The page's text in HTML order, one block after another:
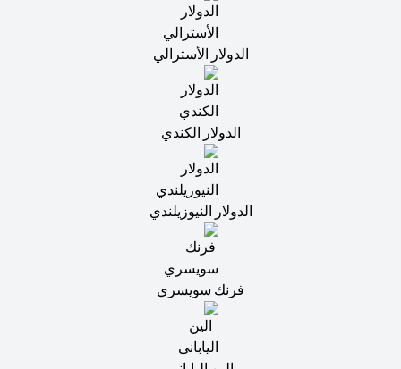
الدولار الأسترالي
الدولار الكندي
الدولار النيوزيلندي
فرنك سويسري